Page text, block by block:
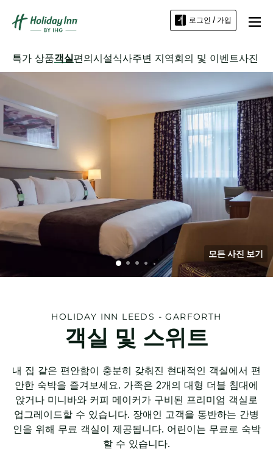
로그인 / 가입
특가 상품객실편의시설식사주변 지역회의 및 이벤트사진
모든 사진 보기
HOLIDAY INN LEEDS - GARFORTH
객실 및 스위트
내 집 같은 편안함이 충분히 갖춰진 현대적인 객실에서 편
안한 숙박을 즐겨보세요. 가족은 2개의 대형 더블 침대에
앉거나 미니바와 커피 메이커가 구비된 프리미엄 객실로
업그레이드할 수 있습니다. 장애인 고객을 동반하는 간병
인을 위해 무료 객실이 제공됩니다. 어린이는 무료로 숙박
할 수 있습니다.